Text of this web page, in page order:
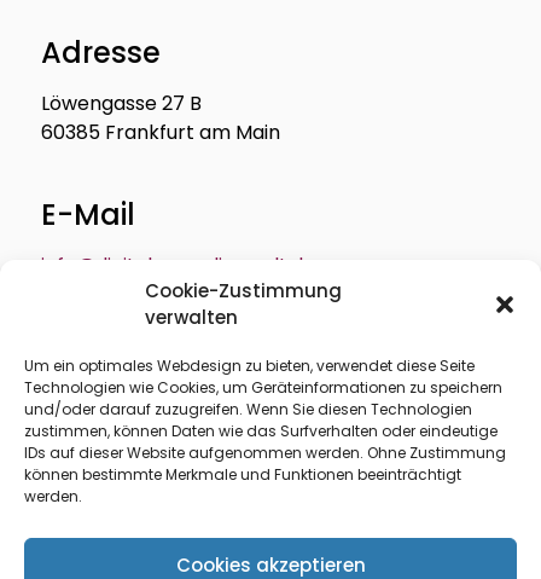
Cookie-Zustimmung
verwalten
Um ein optimales Webdesign zu bieten, verwendet diese Seite
Technologien wie Cookies, um Geräteinformationen zu speichern
und/oder darauf zuzugreifen. Wenn Sie diesen Technologien
zustimmen, können Daten wie das Surfverhalten oder eindeutige
IDs auf dieser Website aufgenommen werden. Ohne Zustimmung
können bestimmte Merkmale und Funktionen beeinträchtigt
werden.
Cookies akzeptieren
Adresse
Löwengasse 27 B
60385 Frankfurt am Main
E-Mail
info@digitale-medienwelt.de
Über mich
Profil
Leistungen
Seminare
Referenzen
AGB
Impressum